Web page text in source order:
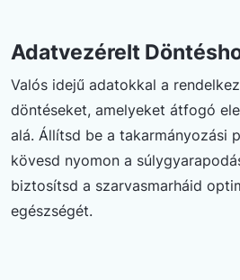
Adatvezérelt
Valós idejű adatokkal a
döntéseket, amelyeket átfogó
alá. Állítsd be a takarmányozási
kövesd nyomon a
biztosítsd a szarvasmarháid
egészségét.